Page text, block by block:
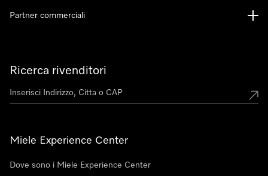
Ricerca rivenditori
Miele Experience Center
Dove sono i Miele Experience Center
Partner commerciali